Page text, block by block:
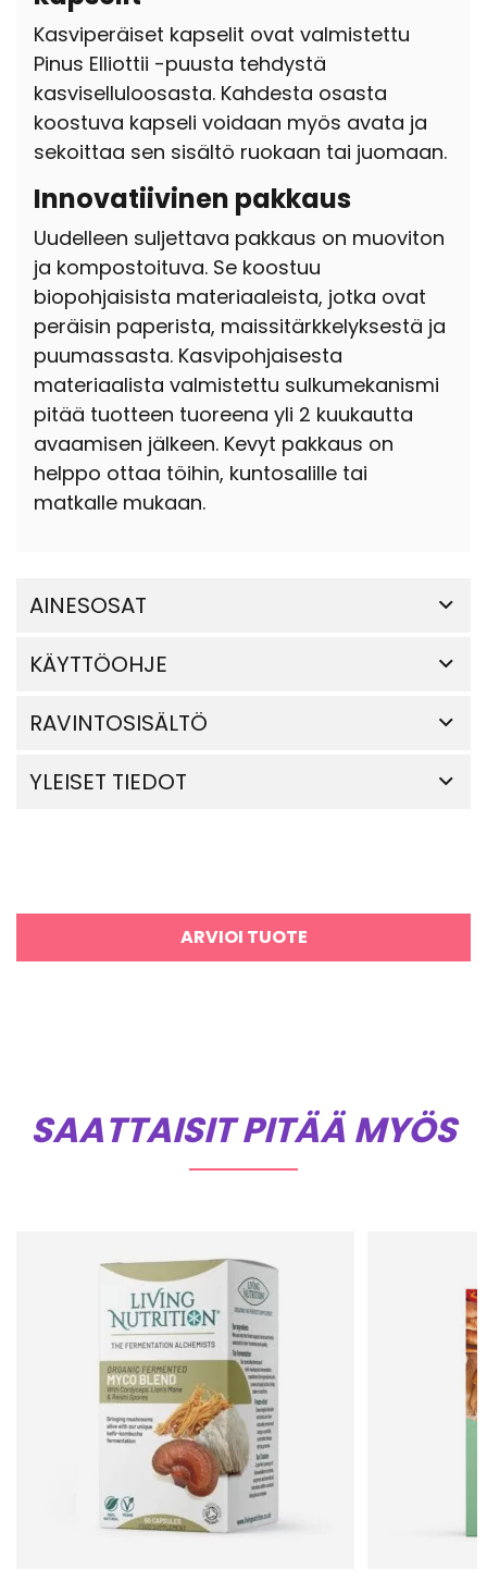
Kasviperäiset kapselit ovat valmistettu
Pinus Elliottii -puusta tehdystä
kasviselluloosasta. Kahdesta osasta
koostuva kapseli voidaan myös avata ja
sekoittaa sen sisältö ruokaan tai juomaan.
Innovatiivinen pakkaus
Uudelleen suljettava pakkaus on muoviton
ja kompostoituva. Se koostuu
biopohjaisista materiaaleista, jotka ovat
peräisin paperista, maissitärkkelyksestä ja
puumassasta. Kasvipohjaisesta
materiaalista valmistettu sulkumekanismi
pitää tuotteen tuoreena yli 2 kuukautta
avaamisen jälkeen. Kevyt pakkaus on
helppo ottaa töihin, kuntosalille tai
matkalle mukaan.
AINESOSAT
KÄYTTÖOHJE
RAVINTOSISÄLTÖ
YLEISET TIEDOT
ARVIOI TUOTE
SAATTAISIT PITÄÄ MYÖS